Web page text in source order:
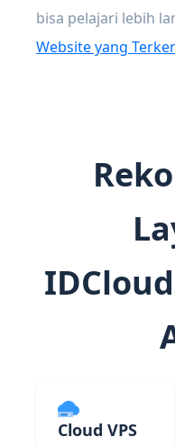
bisa pelajari lebih
Website yang
Cloud VPS